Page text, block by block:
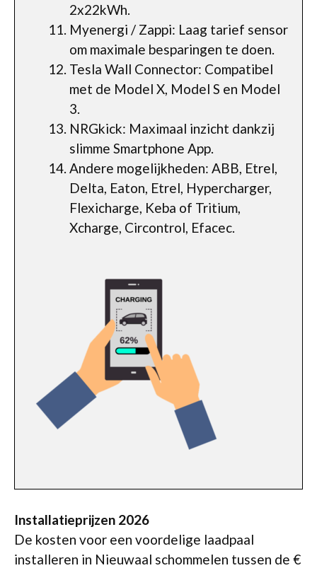
2x22kWh.
Myenergi / Zappi: Laag tarief sensor
om maximale besparingen te doen.
Tesla Wall Connector: Compatibel
met de Model X, Model S en Model
3.
NRGkick: Maximaal inzicht dankzij
slimme Smartphone App.
Andere mogelijkheden: ABB, Etrel,
Delta, Eaton, Etrel, Hypercharger,
Flexicharge, Keba of Tritium,
Xcharge, Circontrol, Efacec.
Installatieprijzen 2026
De kosten voor een voordelige laadpaal
installeren in Nieuwaal schommelen tussen de €